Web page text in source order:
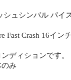
シュシンバル パイ
Fast Crash 16イン
ディションです。
み